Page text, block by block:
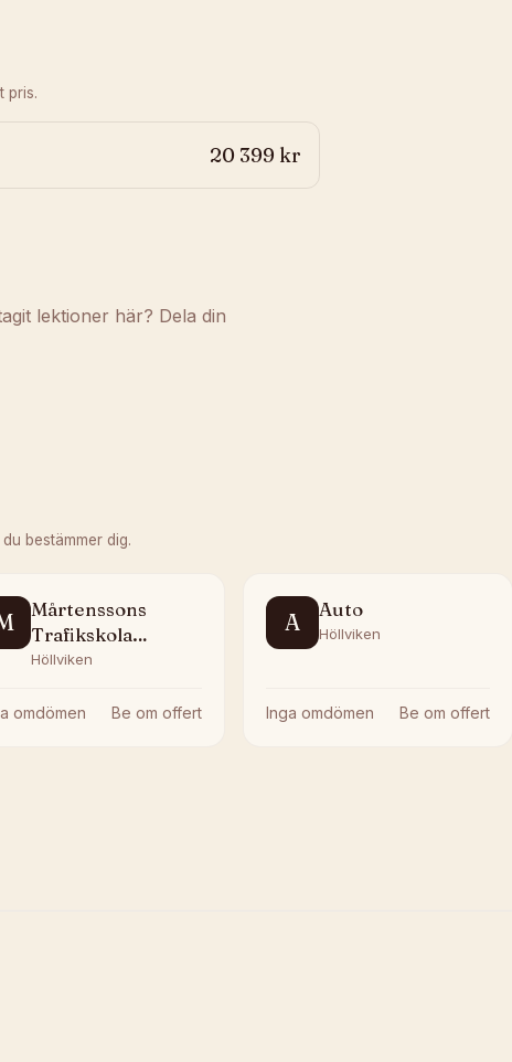
pris.
20 399 kr
lektioner här? Dela din
bestämmer dig.
Mårtenssons
Trafikskola
Höllviken
Höllviken
omdömen Be om offert
A Auto
Höllviken
Inga omdömen Be om offert